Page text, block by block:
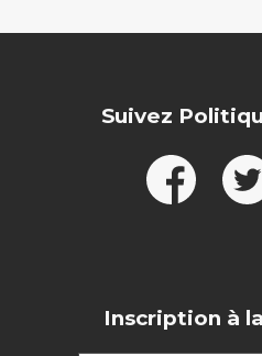
Suivez
Inscription à